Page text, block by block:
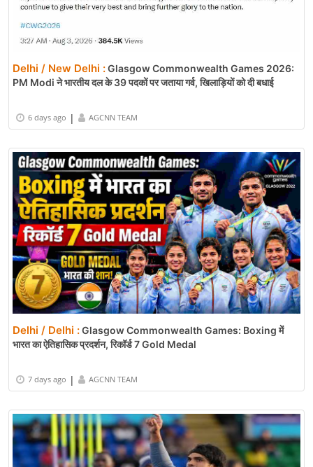
Delhi / New Delhi :Glasgow Commonwealth Games 2026:
PM Modi ने भारतीय दल के 39 पदकों पर जताया गर्व, खिलाड़ियों को दी बधाई
6 days ago | AGCNN TEAM
Delhi / Delhi :Glasgow Commonwealth Games: Boxing में
भारत का ऐतिहासिक प्रदर्शन, रिकॉर्ड 7 Gold Medal
7 days ago | AGCNN TEAM